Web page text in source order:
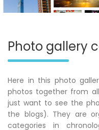
Photo gallery
Here in this photo
photos together from
just want to see the
the blogs). They are
categories in